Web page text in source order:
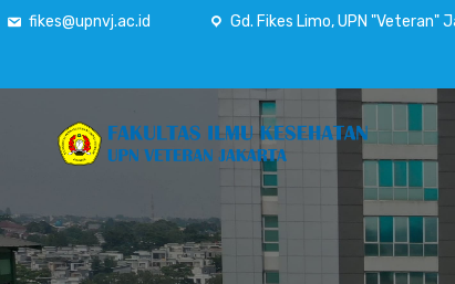
fikes@upnvj.ac.id Gd. Fikes Limo, UPN "Veteran"